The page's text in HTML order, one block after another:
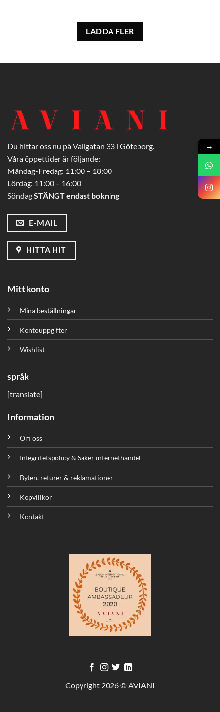
LADDA FLER
Du hittar oss nu på Vallgatan 33 i Göteborg.
Våra öppettider är följande:
Måndag-Fredag: 11:00 – 18:00
Lördag: 11:00 – 16:00
SöndagSTÄNGT endast bokning
E-MAIL
HITTA HIT
Mitt konto
Mina beställningar
Kontouppgifter
Wishlist
språk
[translate]
Information
Om oss
Integritetspolicy & Säker internethandel
Byten, returer & reklamationer
Köpvillkor
Kontakt
Copyright 2026 © AVIANI
→